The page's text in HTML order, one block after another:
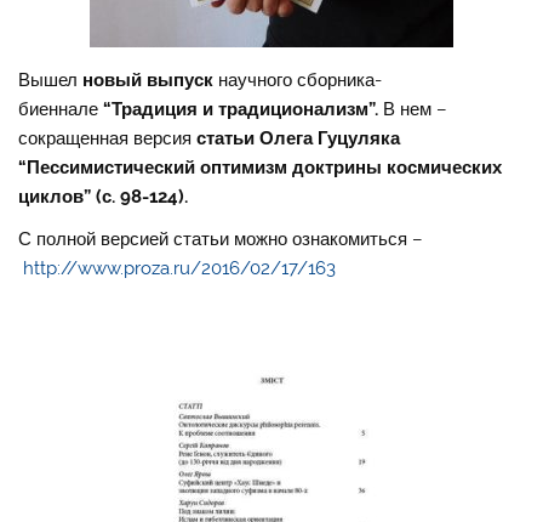
Вышел новый выпуск научного сборника-
биеннале“Традиция и традиционализм”. В нем –
сокращенная версия статьи Олега Гуцуляка
“Пессимистический оптимизм доктрины космических
циклов” (с. 98-124).
С полной версией статьи можно ознакомиться –
http://www.proza.ru/2016/02/17/163